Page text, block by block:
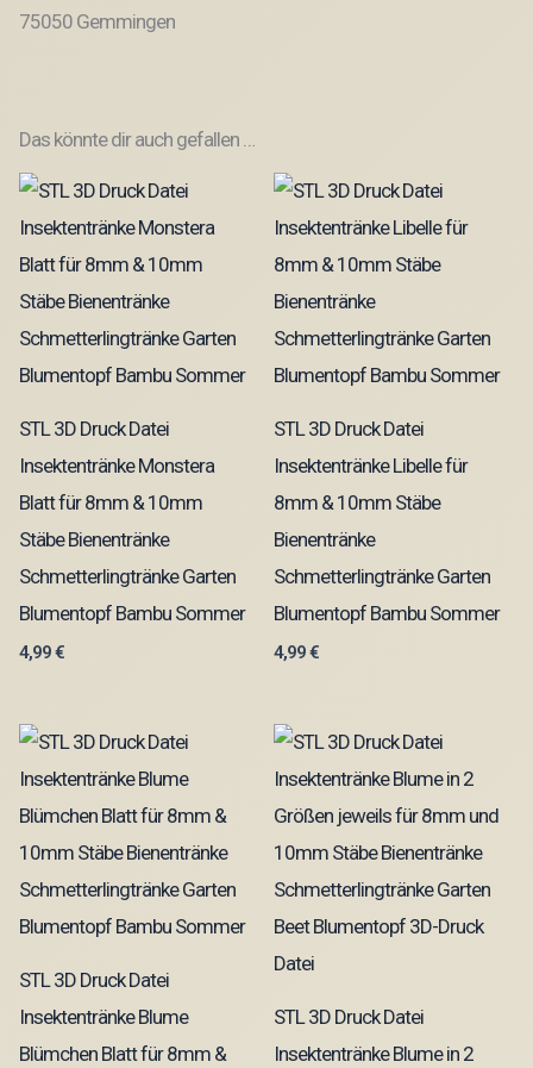
75050 Gemmingen
Das könnte dir auch gefallen …
STL 3D Druck Datei
Insektentränke Monstera
Blatt für 8mm & 10mm
Stäbe Bienentränke
Schmetterlingtränke Garten
Blumentopf Bambu Sommer
4,99€
STL 3D Druck Datei
Insektentränke Libelle für
8mm & 10mm Stäbe
Bienentränke
Schmetterlingtränke Garten
Blumentopf Bambu Sommer
4,99€
STL 3D Druck Datei
Insektentränke Blume
Blümchen Blatt für 8mm &
STL 3D Druck Datei
Insektentränke Blume in 2